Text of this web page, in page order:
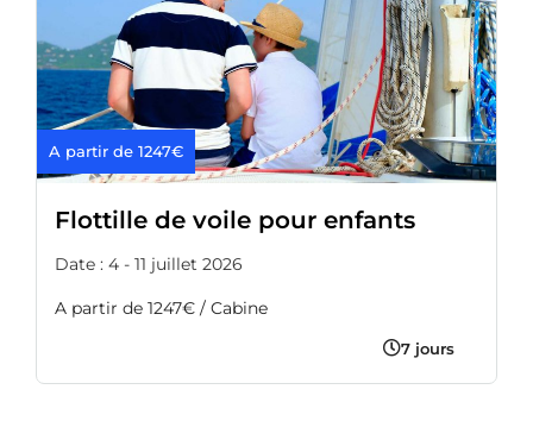
A partir de 1247€
Flottille de voile pour enfants
Date : 4 - 11 juillet 2026
A partir de 1247€ / Cabine
7 jours